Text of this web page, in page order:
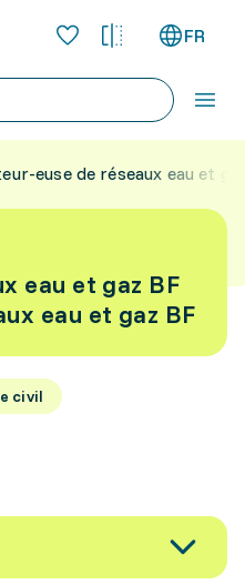
FR
euse de réseaux eau et
eau et gaz BF
eau et gaz BF
civil